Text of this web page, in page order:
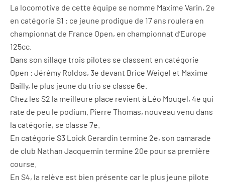
La locomotive de cette équipe se nomme Maxime Varin, 2e
en catégorie S1 : ce jeune prodigue de 17 ans roulera en
championnat de France Open, en championnat d’Europe
125cc.
Dans son sillage trois pilotes se classent en catégorie
Open : Jérémy Roldos, 3e devant Brice Weigel et Maxime
Bailly, le plus jeune du trio se classe 6e.
Chez les S2 la meilleure place revient à Léo Mougel, 4e qui
rate de peu le podium. Pierre Thomas, nouveau venu dans
la catégorie, se classe 7e.
En catégorie S3 Loick Gerardin termine 2e, son camarade
de club Nathan Jacquemin termine 20e pour sa première
course.
En S4, la relève est bien présente car le plus jeune pilote